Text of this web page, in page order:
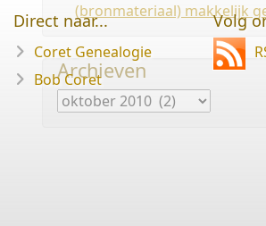
(bronmateriaal) makkelijk
Archieven
Archieven
Direct naar...
Coret Genealogie
Bob Coret
Volg